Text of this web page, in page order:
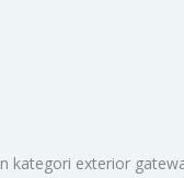
exterior